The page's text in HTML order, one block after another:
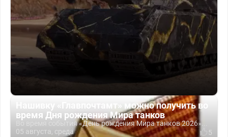
Нашивку «Главпочтамт» можно получить во
время Дня рождения Мира танков
Во время события «День рождения Мира танков 2026»...
05 августа, среда
5